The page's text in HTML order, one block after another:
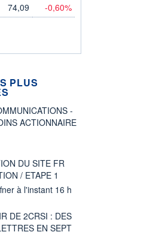
74,09 -0,60%
PLUS
-
ACTIONNAIRE
DU SITE FR
/ ETAPE 1
à l'instant 16 h
DE 2CRSI : DES
EN SEPT